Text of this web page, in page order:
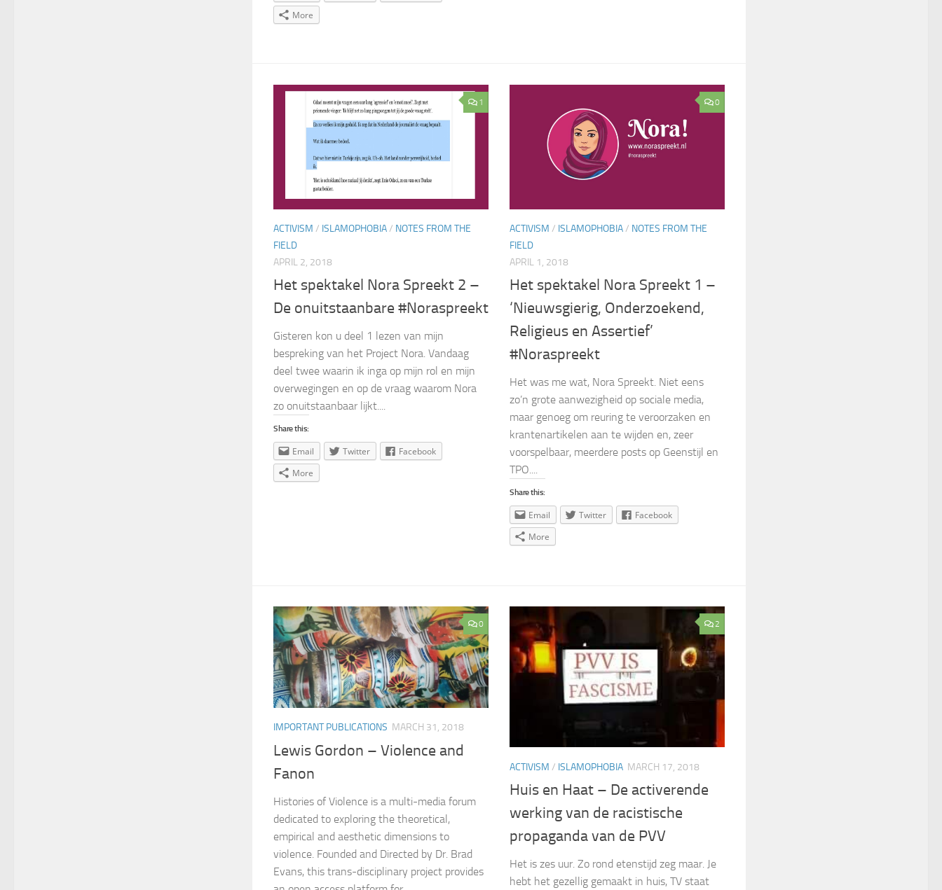
More
1
ACTIVISM / ISLAMOPHOBIA/ NOTES FROM THE
FIELD
APRIL 2, 2018
Het spektakel Nora Spreekt 2 –
De onuitstaanbare #Noraspreekt
Gisteren kon u deel 1 lezen van mijn
bespreking van het Project Nora. Vandaag
deel twee waarin ik inga op mijn rol en mijn
overwegingen en op de vraag waarom Nora
zo onuitstaanbaar lijkt....
Share this:
Email Twitter
Facebook
More
0
ACTIVISM / ISLAMOPHOBIA/ NOTES FROM THE
FIELD
APRIL 1, 2018
Het spektakel Nora Spreekt 1 –
‘Nieuwsgierig, Onderzoekend,
Religieus en Assertief’
#Noraspreekt
Het was me wat, Nora Spreekt. Niet eens
zo’n grote aanwezigheid op sociale media,
maar genoeg om reuring te veroorzaken en
krantenartikelen aan te wijden en, zeer
voorspelbaar, meerdere posts op Geenstijl en
TPO....
Share this:
Email Twitter
Facebook
More
0
IMPORTANT PUBLICATIONS MARCH 31, 2018
Lewis Gordon – Violence and
Fanon
Histories of Violence is a multi-media forum
dedicated to exploring the theoretical,
empirical and aesthetic dimensions to
violence. Founded and Directed by Dr. Brad
Evans, this trans-disciplinary project provides
2
ACTIVISM / ISLAMOPHOBIA MARCH 17, 2018
Huis en Haat – De activerende
werking van de racistische
propaganda van de PVV
Het is zes uur. Zo rond etenstijd zeg maar. Je
hebt het gezellig gemaakt in huis, TV staat